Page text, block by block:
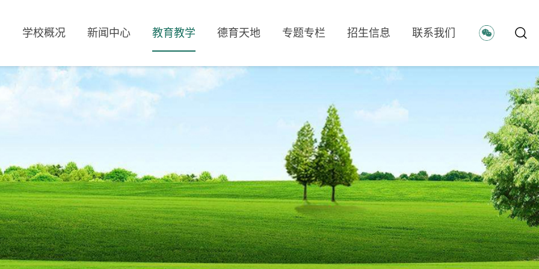
学校概况 新闻中心 教育教学 德育天地 专题专栏 招生信息 联系我们